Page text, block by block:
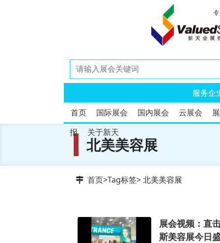
服务企
首页
国际展会 国内展会 云展会
报
关于新天
北美美容展
首页>Tag标签> 北美美容展
展会视频：直
斯美容展今日